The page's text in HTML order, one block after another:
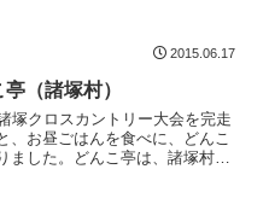
た店内はカウンター・テーブル
2015.06.17
（諸塚村）
塚クロスカントリー大会を完走
、お昼ごはんを食べに、どんこ
ました。どんこ亭は、諸塚村特